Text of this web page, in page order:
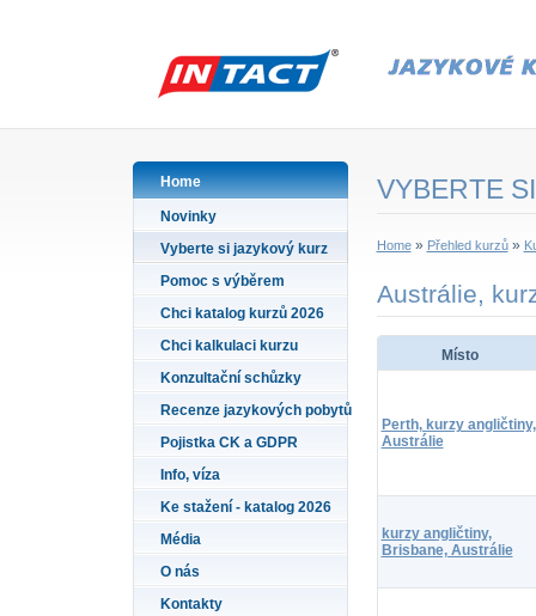
Home
Novinky
Vyberte si jazykový kurz
Pomoc s výběrem
Chci katalog kurzů 2026
Chci kalkulaci kurzu
Konzultační schůzky
Recenze jazykových pobytů
Pojistka CK a GDPR
Info, víza
Ke stažení - katalog 2026
Média
O nás
Kontakty
VYBERTE
Home» Přehled kurzů»
Austrálie,
Místo
Perth, kurzy angličtiny,
Austrálie
kurzy angličtiny,
Brisbane, Austrálie